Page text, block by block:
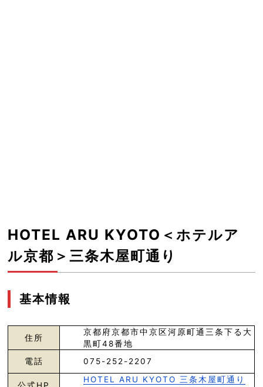
HOTEL ARU KYOTO＜ホテルア
ル京都＞三条木屋町通り
基本情報
住所
京都府京都市中京区河原町通三条下る大
黒町48番地
電話
075-252-2207
HOTEL ARU KYOTO 三条木屋町通り